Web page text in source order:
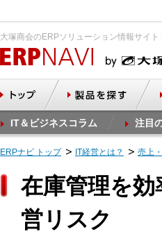
大塚商会のERPソリューション情報サイト
IT＆ビジネスコラム 注目
ERPナビ トップ IT経営とは？ 売上
在庫管理を
営リスク